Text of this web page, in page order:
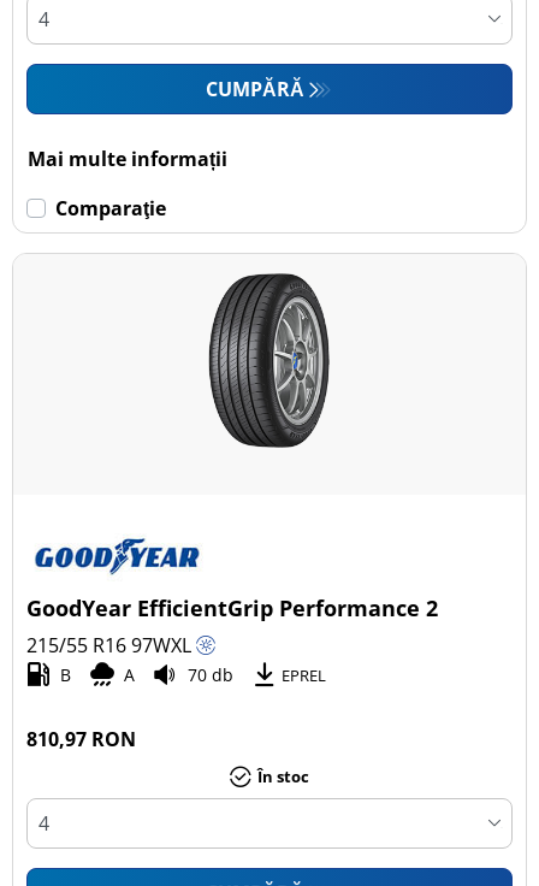
CUMPĂRĂ
Mai multe informații
Comparaţie
GoodYear EfficientGrip Performance 2
215/55 R1697WXL
B A 70 db EPREL
810,97 RON
În stoc